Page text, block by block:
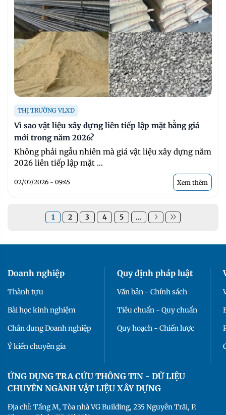
THỊ TRƯỜNG VLXD
Vì sao vật liệu xây dựng liên tiếp lập mặt bằng giá
mới trong năm 2026?
Không phải ngẫu nhiên mà giá vật liệu xây dựng năm
2026 liên tiếp lập mặt ...
02/07/2026 - 09:45 Xem thêm
1 2 3 4 5 ...
Doanh nghiệp
Thành tựu
Bài học kinh nghiệm
Chân dung Doanh nghiệp
Ý kiến chuyên gia
Quy định pháp luật
Văn bản - Chính sách
Tiêu chuẩn - Quy chuẩn
Quy hoạch - Chiến lược
ỨNG DỤNG TRA CỨU THÔNG TIN - DỮ LIỆU
CHUYÊN NGÀNH VẬT LIỆU XÂY DỰNG
Địa chỉ: Tầng M, Tòa nhà VG Building, 235 Nguyễn Trãi, P.